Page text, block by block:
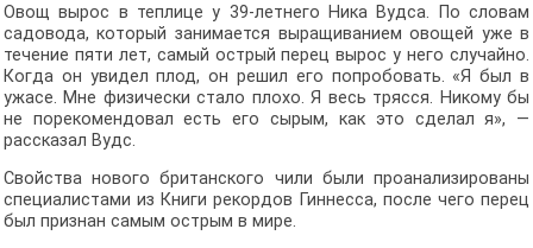
Овощ вырос в теплице у 39-летнего Ника Вудса. По словам
садовода, который занимается выращиванием овощей уже в
течение пяти лет, самый острый перец вырос у него случайно.
Когда он увидел плод, он решил его попробовать. «Я был в
ужасе. Мне физически стало плохо. Я весь трясся. Никому бы
не порекомендовал есть его сырым, как это сделал я», —
рассказал Вудс.
Свойства нового британского чили были проанализированы
специалистами из Книги рекордов Гиннесcа, после чего перец
был признан самым острым в мире.